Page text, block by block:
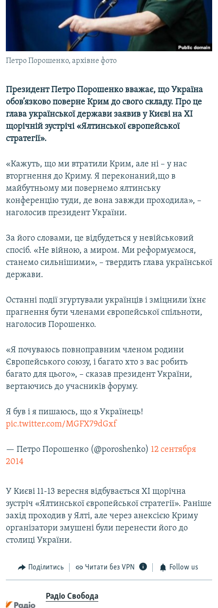
СВІДЧЕННЯ ОКУПАЦІЇ
УКРАЇНСЬКА ПРОБЛЕМА КРИМУ
ІНФОГРАФІКА
ДОЛУЧАЙСЯ!
Усі сайти RFE/RL
Петро Порошенко, архівне фото
Президент Петро Порошенко вважає, що Україна
обов’язково поверне Крим до свого складу. Про це
глава української держави заявив у Києві на XI
щорічній зустрічі «Ялтинської європейської
стратегії».
«Кажуть, що ми втратили Крим, але ні – у нас
вторгнення до Криму. Я переконаний,що в
майбутньому ми повернемо ялтинську
конференцію туди, де вона завжди проходила», –
наголосив президент України.
За його словами, це відбудеться у невійськовий
спосіб. «Не війною, а миром. Ми реформуємося,
станемо сильнішими», – твердить глава української
держави.
Останні події згуртували українців і зміцнили їхнє
прагнення бути членами європейської спільноти,
наголосив Порошенко.
«Я почуваюсь повноправним членом родини
Європейського союзу, і багато хто з вас робить
багато для цього», – сказав президент України,
вертаючись до учасників форуму.
Я був і я пишаюсь, що я Українець!
pic.twitter.com/MGFX79dGxf
— Петро Порошенко (@poroshenko) 12 сентября
2014
У Києві 11-13 вересня відбувається XI щорічна
зустріч «Ялтинської європейської стратегії». Раніше
захід проходив у Ялті, але через анексією Криму
організатори змушені були перенести його до
столиці України.
Поділитись Читати без VPN Follow us
Радіо Свобода